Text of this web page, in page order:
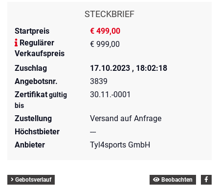
STECKBRIEF
Startpreis
€ 499,00
Regulärer
Verkaufspreis
€ 999,00
Zuschlag
17.10.2023 , 18:02:18
Angebotsnr.
3839
Zertifikatgültig
bis
30.11.-0001
Zustellung
Versand auf Anfrage
Höchstbieter
---
Anbieter
Tyl4sports GmbH
Gebotsverlauf Beobachten